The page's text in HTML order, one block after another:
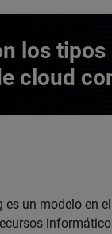
los tipos
cloud
un modelo en